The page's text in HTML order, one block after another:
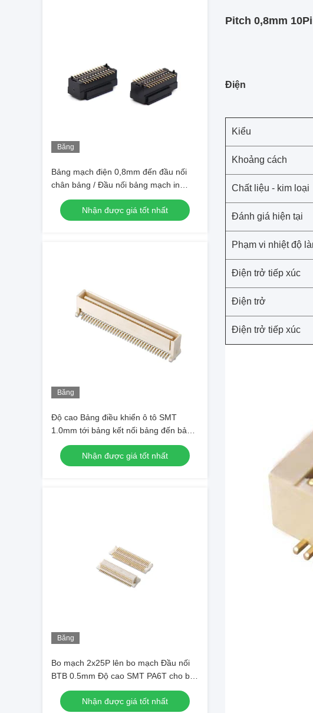
Băng
Bảng mạch điện 0,8mm đến đầu nối
chân bảng / Đầu nối bảng mạch in
PA9T
Nhận được giá tốt nhất
Băng
Độ cao Bảng điều khiển ô tô SMT
1.0mm tới bảng kết nối bảng đến bảng
đầu ghim
Nhận được giá tốt nhất
Băng
Bo mạch 2x25P lên bo mạch Đầu nối
BTB 0.5mm Độ cao SMT PA6T cho bo
mạch PCB
Nhận được giá tốt nhất
Pitch 0,8mm
Điện
Kiểu
Khoảng cách
Chất liệu - kim loại
Đánh giá hiện tại
Phạm vi nhiệt độ
Điện trở tiếp xúc
Điện trở
Điện trở tiếp xúc